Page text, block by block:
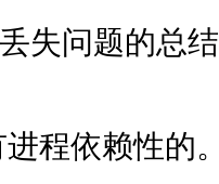
失问题的总
进程依赖性的